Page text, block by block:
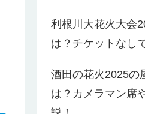
利根川大花火大会
は？チケットなし
酒田の花火2025の
は？カメラマン席